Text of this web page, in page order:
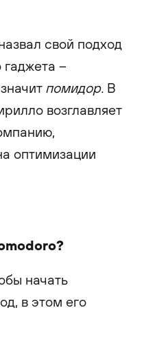
свой подход
гаджета –
значит помидор. В
возглавляет
оптимизации
начать
в этом его